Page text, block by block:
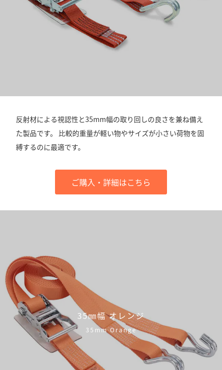
反射材による視認性と35mm幅の取り回しの良さを兼ね備え
た製品です。 比較的重量が軽い物やサイズが小さい荷物を固
縛するのに最適です。
ご購入・詳細はこちら
35㎜幅 オレンジ
35mm Orange